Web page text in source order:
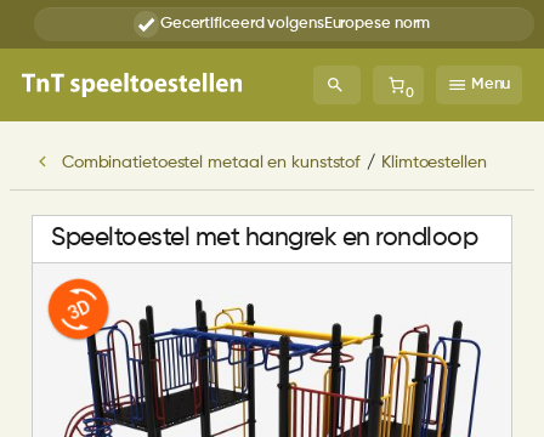
Gecertificeerd volgensEuropese norm
0
Menu
Combinatietoestel metaal en kunststof / Klimtoestellen
Speeltoestel met hangrek en rondloop